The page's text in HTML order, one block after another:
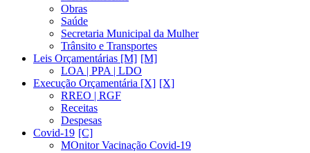
Obras
Saúde
Secretaria Municipal da Mulher
Trânsito e Transportes
Leis Orçamentárias [M]
LOA | PPA | LDO
Execução Orçamentária [X]
RREO | RGF
Receitas
Despesas
Covid-19
MOnitor Vacinação Covid-19